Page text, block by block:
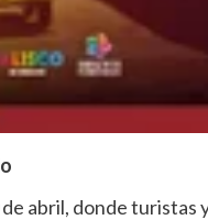
abril, donde turistas